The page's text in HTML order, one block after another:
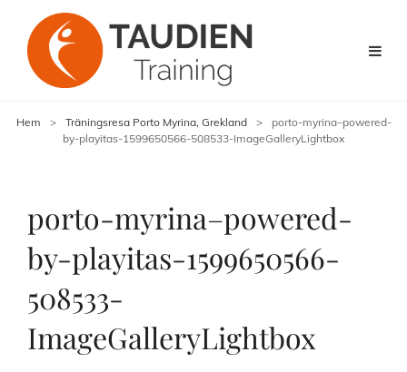
Hem > Träningsresa Porto Myrina, Grekland >
porto-myrina–powered-
by-playitas-1599650566-508533-ImageGalleryLightbox
porto-myrina–powered-
by-playitas-1599650566-
508533-
ImageGalleryLightbox